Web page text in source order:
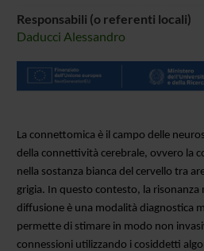
Responsabili (o referenti locali)
Daducci Alessandro
La connettomica è il campo delle
della connettività cerebrale, ovvero la
nella sostanza bianca del cervello tra
grigia. In questo contesto, la risonanza
diffusione è una modalità diagnostica
permette di stimare in modo non
connessioni utilizzando i cosiddetti